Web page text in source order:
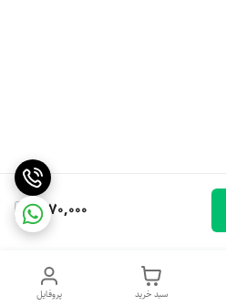
1,170,000
پروفایل سبد خرید